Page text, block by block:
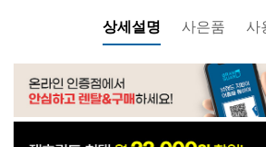
WP-60C90010M | 32,900
WP-60C90010M | 33,900
상세설명 사은품 사